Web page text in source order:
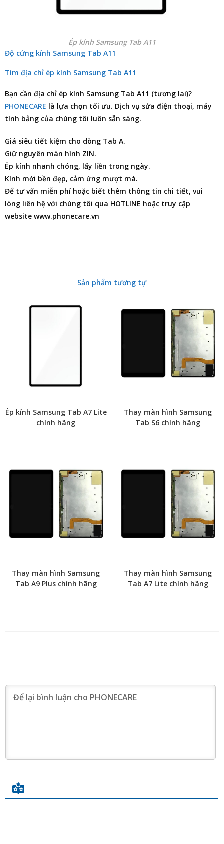
Ép kính Samsung Tab A11
Độ cứng kính Samsung Tab A11
Tìm địa chỉ ép kính Samsung Tab A11
Bạn cần địa chỉ ép kính Samsung Tab A11 (tương lai)?
PHONECARE là lựa chọn tối ưu. Dịch vụ sửa điện thoại, máy
tính bảng của chúng tôi luôn sẵn sàng.
Giá siêu tiết kiệm cho dòng Tab A.
Giữ nguyên màn hình ZIN.
Ép kính nhanh chóng, lấy liền trong ngày.
Kính mới bền đẹp, cảm ứng mượt mà.
Để tư vấn miễn phí hoặc biết thêm thông tin chi tiết, vui
lòng liên hệ với chúng tôi qua HOTLINE hoặc truy cập
website www.phonecare.vn
Sản phẩm tương tự
Ép kính Samsung Tab A7 Lite
chính hãng
Thay màn hình Samsung
Tab S6 chính hãng
Thay màn hình Samsung
Tab A9 Plus chính hãng
Thay màn hình Samsung
Tab A7 Lite chính hãng